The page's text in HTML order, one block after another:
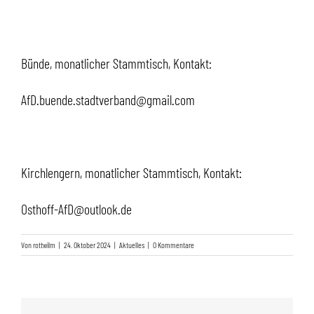
Bünde, monatlicher Stammtisch, Kontakt:
AfD.buende.stadtverband@gmail.com
Kirchlengern, monatlicher Stammtisch, Kontakt:
Osthoff-AfD@outlook.de
Vonrottwilm | 24. Oktober 2024 | Aktuelles | 0 Kommentare